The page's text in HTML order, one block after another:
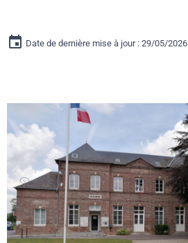
Date de dernière mise à jour : 29/05/2026